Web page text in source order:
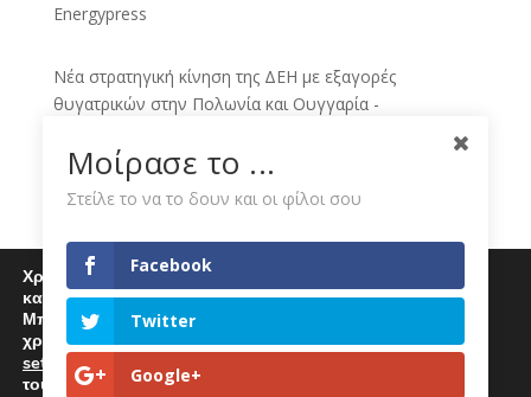
Energypress
Νέα στρατηγική κίνηση της ΔΕΗ με εξαγορές
θυγατρικών στην Πολωνία και Ουγγαρία -
ECO NEWS BY ΔΕΗ - Skai.gr
ΔΕΗ: Νέο deal για ΑΠΕ άνω των 2 GW σε Πολωνία και
Ομιλος ΔΕΗ: Νέα συμφωνία για χαρτοφυλάκιο έργων
ΑΠΕ άνω των 2 GW - Kathimerini
ΔΕΗ: Κίνηση-ματ άνω των 2 GW στην Κεντρική
Ευρώπη – Χτίζει τον νέο ενεργειακό της διάδρομο έως
το 2030 - sofokleous10.gr
Χρησιμοποιούμε cookies για να σας προσφέρουμε μία
καλύτερη εμπειρία περιήγησης στον ιστότοπό μας.
Μπορείτε να μάθετε περισσότερα για τα cookies που
χρησιμοποιούμε
settings.
Επιλέγοντας "Αποδοχή" αποδέχεστε την χρήση
τους.
Μοίρασε το ...
Στείλε το να το δουν και οι φίλοι σου
Facebook
Twitter
Google+